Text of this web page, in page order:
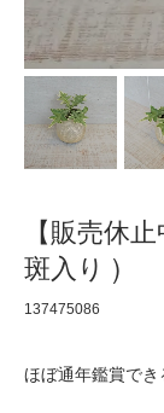
【販売休
斑入り )
137475086
ほぼ通年鑑賞で